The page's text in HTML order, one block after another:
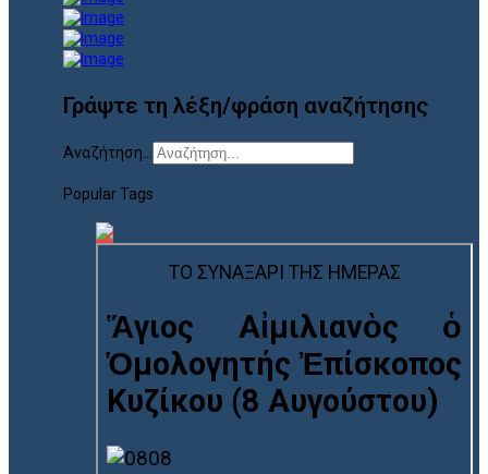
Γράψτε τη λέξη/φράση αναζήτησης
Αναζήτηση...
Popular Tags